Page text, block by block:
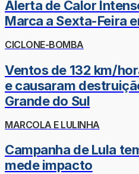
Alerta de Calor
Marca a Sexta-Feira
CICLONE-BOMBA
Ventos de 132 km/
e causaram
Grande do Sul
MARCOLA E LULINHA
Campanha de Lula
mede impacto